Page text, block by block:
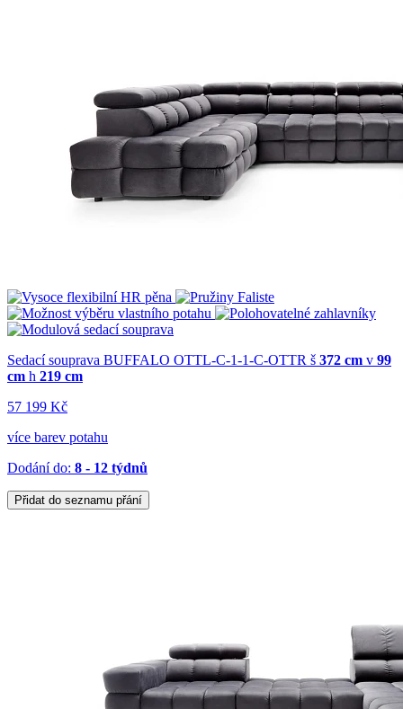
Sedací souprava BUFFALO OTTL-C-1-1-C-OTTR š 372 cm v 99
cm h 219 cm
57 199 Kč
více barev potahu
Dodání do: 8 - 12 týdnů
Přidat do seznamu přání